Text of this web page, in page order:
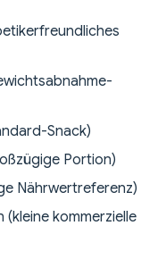
Snack)
Portion)
Nährwertreferenz)
(kleine kommerzielle